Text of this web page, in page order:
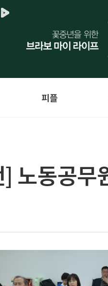
피플
노동공무